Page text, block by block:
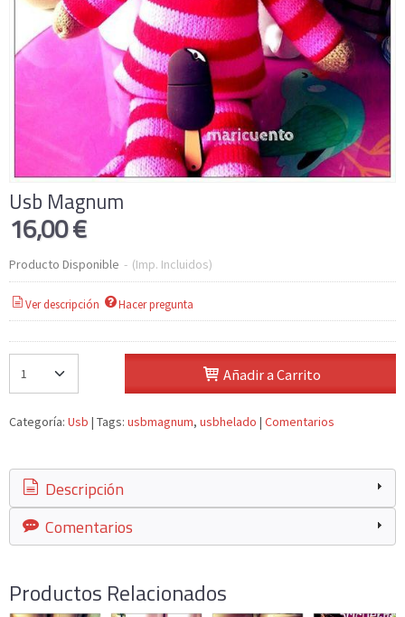
Usb Magnum
16,00 €
Producto Disponible - (Imp. Incluidos)
Ver descripción Hacer pregunta
Añadir a Carrito
Categoría: Usb | Tags: usbmagnum usbhelado | Comentarios
Descripción
Comentarios
Productos Relacionados